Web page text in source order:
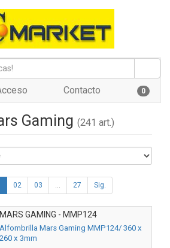
Contacto 0
Gaming (241 art.)
02 03 ... 27 Sig.
MARS GAMING - MMP124
Alfombrilla Mars Gaming MMP124/ 360 x
260 x 3mm